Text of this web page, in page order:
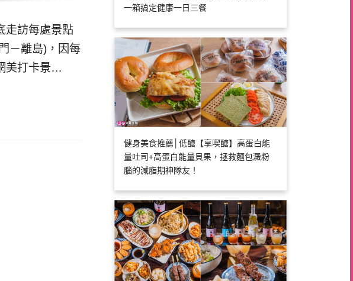
走訪每處景點
－離島)，因每
美打卡景…
一箱搞定健康一日三餐
健身美食推薦│低醣【享喫醣】高蛋白能
量吐司+高蛋白能量貝果，拯救麵包澱粉
腦的減脂期神隊友！